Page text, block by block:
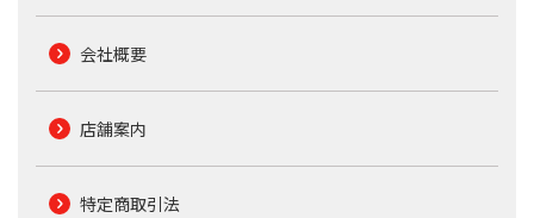
会社概要
店舗案内
特定商取引法